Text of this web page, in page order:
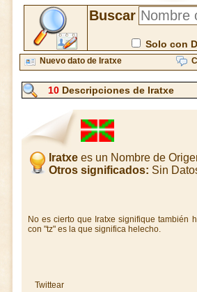
Buscar
Solo con
Nuevo dato de Iratxe
10 Descripciones de Iratxe
Iratxees un Nombre de
Otros significados: Sin
No es cierto que Iratxe signifique también
con "tz" es la que significa helecho.
Twittear